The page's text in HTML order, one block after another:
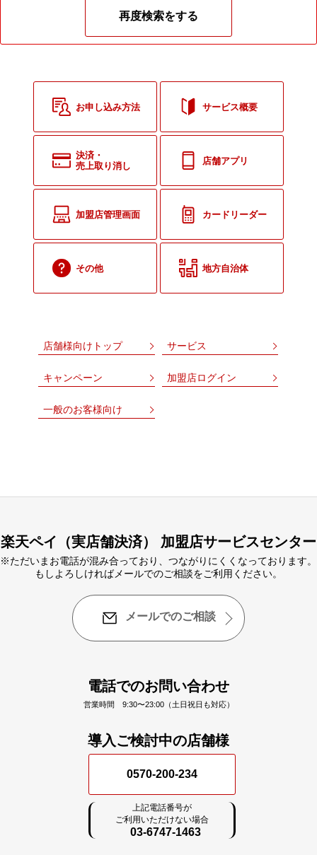
再度検索をする
お申し込み方法 サービス概要
決済・
売上取り消し
店舗アプリ
加盟店管理画面 カードリーダー
その他 地方自治体
店舗様向けトップ サービス
キャンペーン 加盟店ログイン
一般のお客様向け
楽天ペイ（実店舗決済） 加盟店サービスセンター
※ただいまお電話が混み合っており、つながりにくくなっております。
もしよろしければメールでのご相談をご利用ください。
メールでのご相談
電話でのお問い合わせ
営業時間 9:30〜23:00（土日祝日も対応）
導入ご検討中の店舗様
0570-200-234
上記電話番号が
ご利用いただけない場合
03-6747-1463